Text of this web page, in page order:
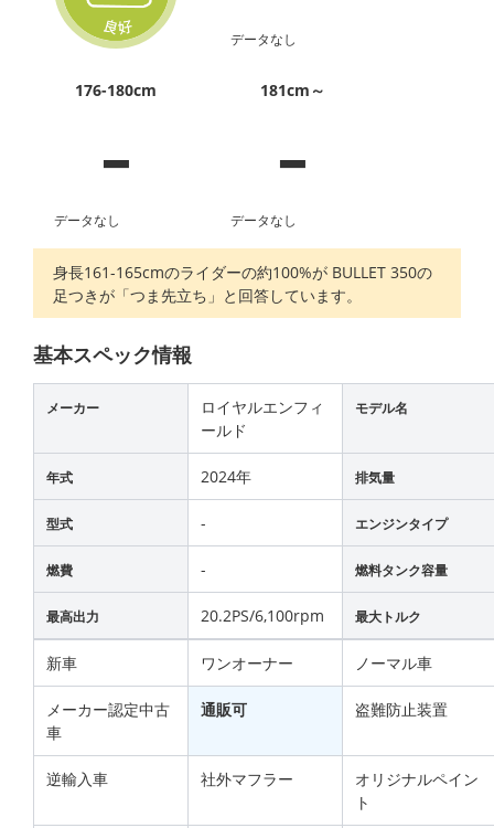
データなし
176-180cm
-
データなし
181cm～
-
データなし
身長161-165cmのライダーの約100%が BULLET 350の
足つきが「つま先立ち」と回答しています。
基本スペック情報
メーカー
ロイヤルエンフィ
ールド
モデル名
年式 2024年 排気量
型式 - エンジンタイプ
燃費 - 燃料タンク容量
最高出力 20.2PS/6,100rpm 最大トルク
新車 ワンオーナー ノーマル車
メーカー認定中古
車
通販可 盗難防止装置
逆輸入車 社外マフラー
オリジナルペイン
ト